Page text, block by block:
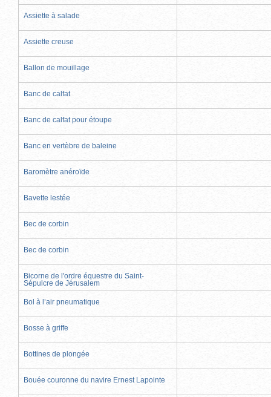
Assiette à salade
Assiette creuse
Ballon de mouillage
Banc de calfat
Banc de calfat pour étoupe
Banc en vertèbre de baleine
Baromètre anéroïde
Bavette lestée
Bec de corbin
Bec de corbin
Bicorne de l'ordre équestre du Saint-
Sépulcre de Jérusalem
Bol à l’air pneumatique
Bosse à griffe
Bottines de plongée
Bouée couronne du navire Ernest Lapointe